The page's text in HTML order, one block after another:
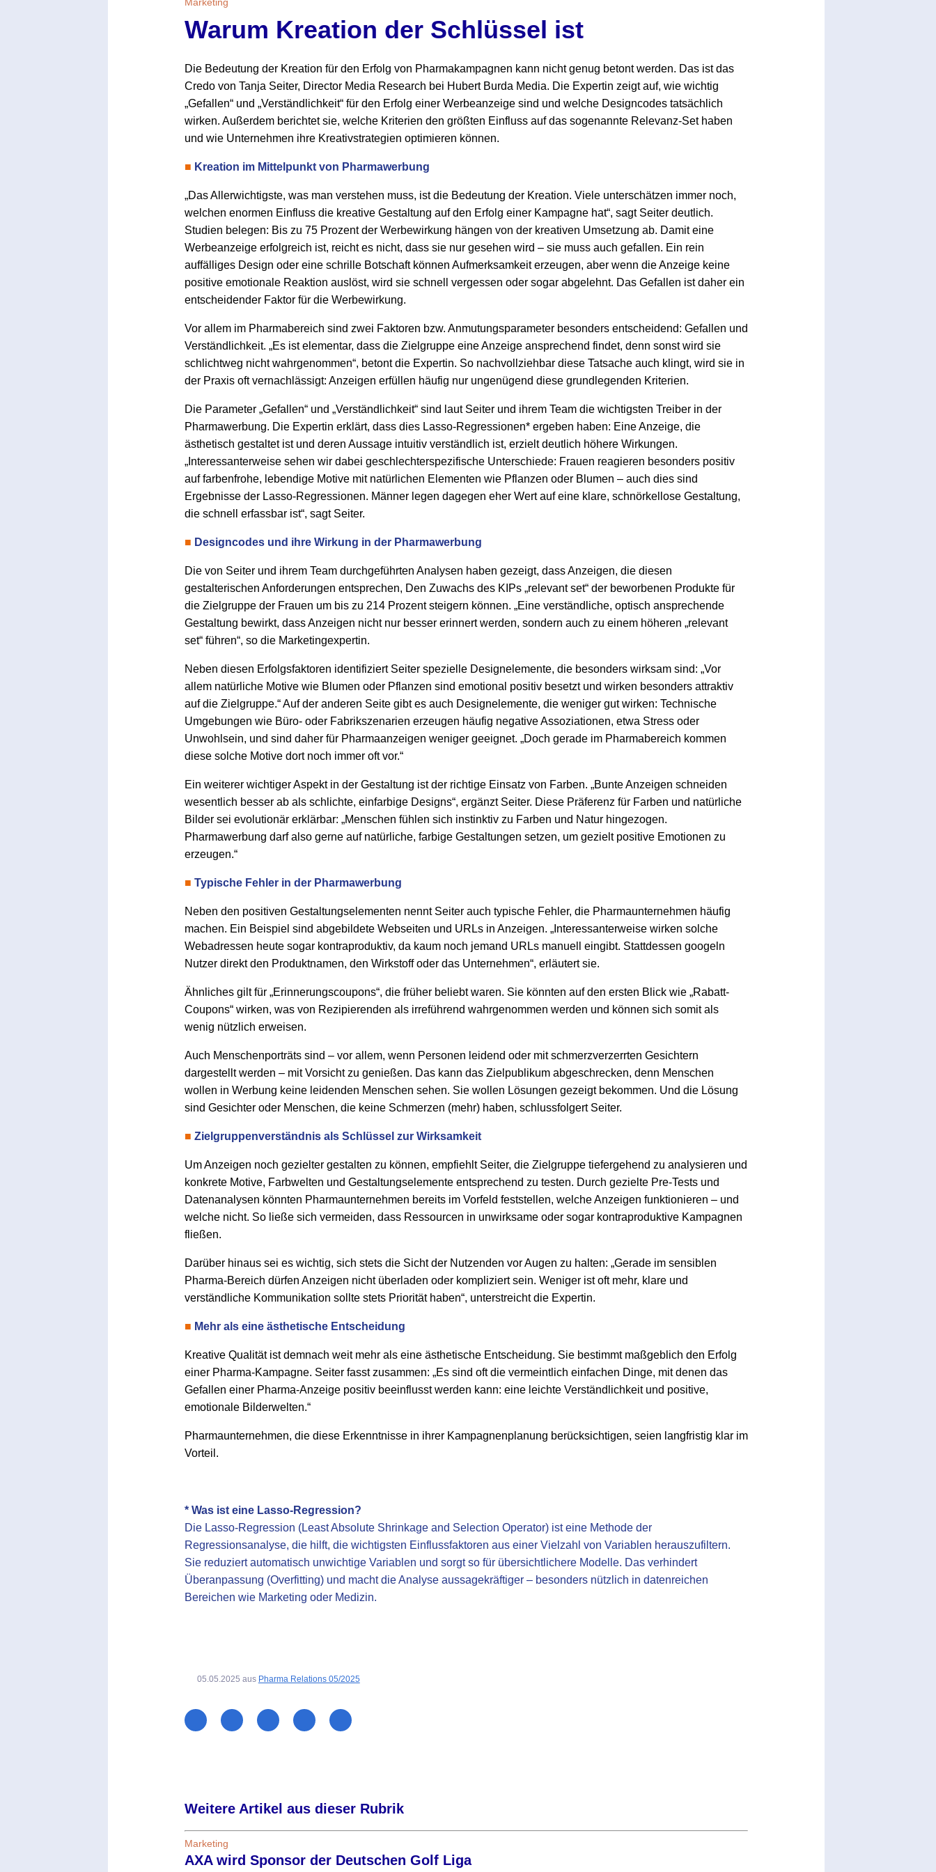
Warum Kreation der Schlüssel ist
Die Bedeutung der Kreation für den Erfolg von Pharmakampagnen kann nicht genug betont werden. Das ist das
Credo von Tanja Seiter, Director Media Research bei Hubert Burda Media. Die Expertin zeigt auf, wie wichtig
„Gefallen“ und „Verständlichkeit“ für den Erfolg einer Werbeanzeige sind und welche Designcodes tatsächlich
wirken. Außerdem berichtet sie, welche Kriterien den größten Einfluss auf das sogenannte Relevanz-Set haben
und wie Unternehmen ihre Kreativstrategien optimieren können.
■ Kreation im Mittelpunkt von Pharmawerbung
„Das Allerwichtigste, was man verstehen muss, ist die Bedeutung der Kreation. Viele unterschätzen immer noch,
welchen enormen Einfluss die kreative Gestaltung auf den Erfolg einer Kampagne hat“, sagt Seiter deutlich.
Studien belegen: Bis zu 75 Prozent der Werbewirkung hängen von der kreativen Umsetzung ab. Damit eine
Werbeanzeige erfolgreich ist, reicht es nicht, dass sie nur gesehen wird – sie muss auch gefallen. Ein rein
auffälliges Design oder eine schrille Botschaft können Aufmerksamkeit erzeugen, aber wenn die Anzeige keine
positive emotionale Reaktion auslöst, wird sie schnell vergessen oder sogar abgelehnt. Das Gefallen ist daher ein
entscheidender Faktor für die Werbewirkung.
Vor allem im Pharmabereich sind zwei Faktoren bzw. Anmutungsparameter besonders entscheidend: Gefallen und
Verständlichkeit. „Es ist elementar, dass die Zielgruppe eine Anzeige ansprechend findet, denn sonst wird sie
schlichtweg nicht wahrgenommen“, betont die Expertin. So nachvollziehbar diese Tatsache auch klingt, wird sie in
der Praxis oft vernachlässigt: Anzeigen erfüllen häufig nur ungenügend diese grundlegenden Kriterien.
Die Parameter „Gefallen“ und „Verständlichkeit“ sind laut Seiter und ihrem Team die wichtigsten Treiber in der
Pharmawerbung. Die Expertin erklärt, dass dies Lasso-Regressionen* ergeben haben: Eine Anzeige, die
ästhetisch gestaltet ist und deren Aussage intuitiv verständlich ist, erzielt deutlich höhere Wirkungen.
„Interessanterweise sehen wir dabei geschlechterspezifische Unterschiede: Frauen reagieren besonders positiv
auf farbenfrohe, lebendige Motive mit natürlichen Elementen wie Pflanzen oder Blumen – auch dies sind
Ergebnisse der Lasso-Regressionen. Männer legen dagegen eher Wert auf eine klare, schnörkellose Gestaltung,
die schnell erfassbar ist“, sagt Seiter.
■ Designcodes und ihre Wirkung in der Pharmawerbung
Die von Seiter und ihrem Team durchgeführten Analysen haben gezeigt, dass Anzeigen, die diesen
gestalterischen Anforderungen entsprechen, Den Zuwachs des KIPs „relevant set“ der beworbenen Produkte für
die Zielgruppe der Frauen um bis zu 214 Prozent steigern können. „Eine verständliche, optisch ansprechende
Gestaltung bewirkt, dass Anzeigen nicht nur besser erinnert werden, sondern auch zu einem höheren „relevant
set“ führen“, so die Marketingexpertin.
Neben diesen Erfolgsfaktoren identifiziert Seiter spezielle Designelemente, die besonders wirksam sind: „Vor
allem natürliche Motive wie Blumen oder Pflanzen sind emotional positiv besetzt und wirken besonders attraktiv
auf die Zielgruppe.“ Auf der anderen Seite gibt es auch Designelemente, die weniger gut wirken: Technische
Umgebungen wie Büro- oder Fabrikszenarien erzeugen häufig negative Assoziationen, etwa Stress oder
Unwohlsein, und sind daher für Pharmaanzeigen weniger geeignet. „Doch gerade im Pharmabereich kommen
diese solche Motive dort noch immer oft vor.“
Ein weiterer wichtiger Aspekt in der Gestaltung ist der richtige Einsatz von Farben. „Bunte Anzeigen schneiden
wesentlich besser ab als schlichte, einfarbige Designs“, ergänzt Seiter. Diese Präferenz für Farben und natürliche
Bilder sei evolutionär erklärbar: „Menschen fühlen sich instinktiv zu Farben und Natur hingezogen.
Pharmawerbung darf also gerne auf natürliche, farbige Gestaltungen setzen, um gezielt positive Emotionen zu
erzeugen.“
■ Typische Fehler in der Pharmawerbung
Neben den positiven Gestaltungselementen nennt Seiter auch typische Fehler, die Pharmaunternehmen häufig
machen. Ein Beispiel sind abgebildete Webseiten und URLs in Anzeigen. „Interessanterweise wirken solche
Webadressen heute sogar kontraproduktiv, da kaum noch jemand URLs manuell eingibt. Stattdessen googeln
Nutzer direkt den Produktnamen, den Wirkstoff oder das Unternehmen“, erläutert sie.
Ähnliches gilt für „Erinnerungscoupons“, die früher beliebt waren. Sie könnten auf den ersten Blick wie „Rabatt-
Coupons“ wirken, was von Rezipierenden als irreführend wahrgenommen werden und können sich somit als
wenig nützlich erweisen.
Auch Menschenporträts sind – vor allem, wenn Personen leidend oder mit schmerzverzerrten Gesichtern
dargestellt werden – mit Vorsicht zu genießen. Das kann das Zielpublikum abgeschrecken, denn Menschen
wollen in Werbung keine leidenden Menschen sehen. Sie wollen Lösungen gezeigt bekommen. Und die Lösung
sind Gesichter oder Menschen, die keine Schmerzen (mehr) haben, schlussfolgert Seiter.
■ Zielgruppenverständnis als Schlüssel zur Wirksamkeit
Um Anzeigen noch gezielter gestalten zu können, empfiehlt Seiter, die Zielgruppe tiefergehend zu analysieren und
konkrete Motive, Farbwelten und Gestaltungselemente entsprechend zu testen. Durch gezielte Pre-Tests und
Datenanalysen könnten Pharmaunternehmen bereits im Vorfeld feststellen, welche Anzeigen funktionieren – und
welche nicht. So ließe sich vermeiden, dass Ressourcen in unwirksame oder sogar kontraproduktive Kampagnen
fließen.
Darüber hinaus sei es wichtig, sich stets die Sicht der Nutzenden vor Augen zu halten: „Gerade im sensiblen
Pharma-Bereich dürfen Anzeigen nicht überladen oder kompliziert sein. Weniger ist oft mehr, klare und
verständliche Kommunikation sollte stets Priorität haben“, unterstreicht die Expertin.
■ Mehr als eine ästhetische Entscheidung
Kreative Qualität ist demnach weit mehr als eine ästhetische Entscheidung. Sie bestimmt maßgeblich den Erfolg
einer Pharma-Kampagne. Seiter fasst zusammen: „Es sind oft die vermeintlich einfachen Dinge, mit denen das
Gefallen einer Pharma-Anzeige positiv beeinflusst werden kann: eine leichte Verständlichkeit und positive,
emotionale Bilderwelten.“
Pharmaunternehmen, die diese Erkenntnisse in ihrer Kampagnenplanung berücksichtigen, seien langfristig klar im
Vorteil.
* Was ist eine Lasso-Regression?
Die Lasso-Regression (Least Absolute Shrinkage and Selection Operator) ist eine Methode der
Regressionsanalyse, die hilft, die wichtigsten Einflussfaktoren aus einer Vielzahl von Variablen herauszufiltern.
Sie reduziert automatisch unwichtige Variablen und sorgt so für übersichtlichere Modelle. Das verhindert
Überanpassung (Overfitting) und macht die Analyse aussagekräftiger – besonders nützlich in datenreichen
Bereichen wie Marketing oder Medizin.
05.05.2025 aus Pharma Relations 05/2025
Weitere Artikel aus dieser Rubrik
Marketing
AXA wird Sponsor der Deutschen Golf Liga